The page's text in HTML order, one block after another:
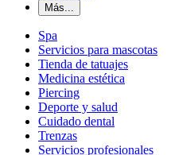
Más...
Spa
Servicios para mascotas
Tienda de tatuajes
Medicina estética
Piercing
Deporte y salud
Cuidado dental
Trenzas
Servicios profesionales